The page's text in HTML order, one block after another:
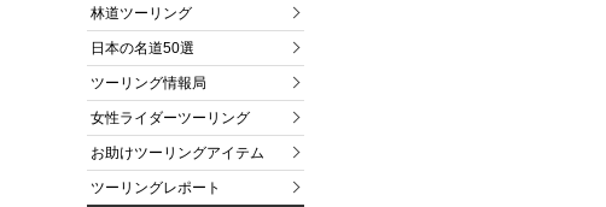
林道ツーリング
日本の名道50選
ツーリング情報局
女性ライダーツーリング
お助けツーリングアイテム
ツーリングレポート